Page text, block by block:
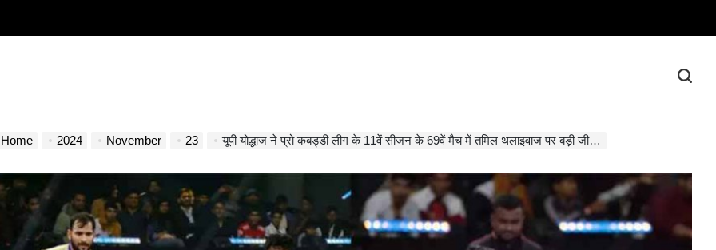
Home 2024 November 23 यूपी योद्धाज ने प्रो कबड्डी लीग के 11वें सीजन के 69वें मैच में तमिल थलाइवाज पर बड़ी जीत दर्ज की